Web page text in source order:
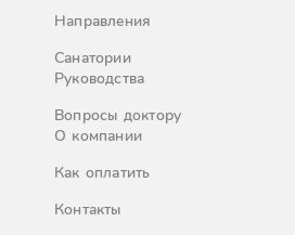
Направления
Санатории
Руководства
Вопросы доктору
О компании
Как оплатить
Контакты